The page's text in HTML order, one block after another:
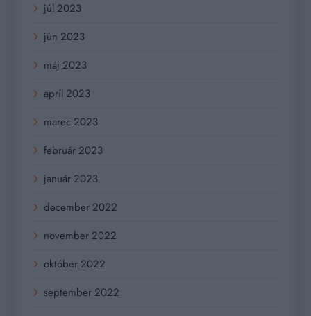
júl 2023
jún 2023
máj 2023
apríl 2023
marec 2023
február 2023
január 2023
december 2022
november 2022
október 2022
september 2022